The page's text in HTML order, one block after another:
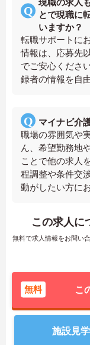
とで現職に
いますか？
転職サポートに
情報は、応募先
でご安心くださ
録者の情報を自
マイナビ介
職場の雰囲気や
ん、希望勤務地
ことで他の求人
程調整や条件交
動がしたい方に
この求人に
無料で求人情報をお問い
無料 こ
施設見